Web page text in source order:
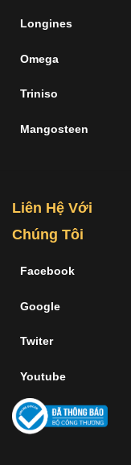
Longines
Omega
Triniso
Mangosteen
Liên Hệ Với
Chúng Tôi
Facebook
Google
Twiter
Youtube